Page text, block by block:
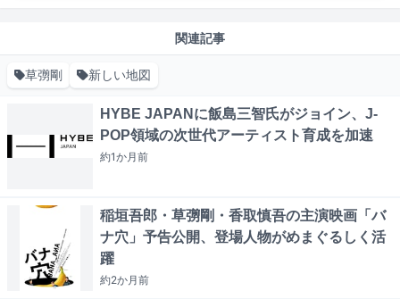
関連記事
草彅剛 新しい地図
HYBE JAPANに飯島三智氏がジョイン、J-
POP領域の次世代アーティスト育成を加速
約1か月前
稲垣吾郎・草彅剛・香取慎吾の主演映画「バ
ナ穴」予告公開、登場人物がめまぐるしく活
躍
約2か月前